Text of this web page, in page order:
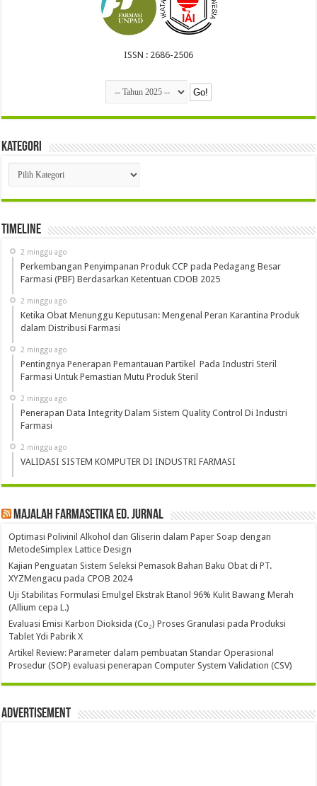
ISSN : 2686-2506
Kategori
Kategori
Timeline
2 minggu ago
Perkembangan Penyimpanan Produk CCP pada Pedagang Besar
Farmasi (PBF) Berdasarkan Ketentuan CDOB 2025
2 minggu ago
Ketika Obat Menunggu Keputusan: Mengenal Peran Karantina Produk
dalam Distribusi Farmasi
2 minggu ago
Pentingnya Penerapan Pemantauan Partikel Pada Industri Steril
Farmasi Untuk Pemastian Mutu Produk Steril
2 minggu ago
Penerapan Data Integrity Dalam Sistem Quality Control Di Industri
Farmasi
2 minggu ago
VALIDASI SISTEM KOMPUTER DI INDUSTRI FARMASI
Majalah Farmasetika Ed. Jurnal
Optimasi Polivinil Alkohol dan Gliserin dalam Paper Soap dengan
MetodeSimplex Lattice Design
Kajian Penguatan Sistem Seleksi Pemasok Bahan Baku Obat di PT.
XYZMengacu pada CPOB 2024
Uji Stabilitas Formulasi Emulgel Ekstrak Etanol 96% Kulit Bawang Merah
(Allium cepa L.)
Evaluasi Emisi Karbon Dioksida (Co₂) Proses Granulasi pada Produksi
Tablet Ydi Pabrik X
Artikel Review: Parameter dalam pembuatan Standar Operasional
Prosedur (SOP) evaluasi penerapan Computer System Validation (CSV)
Advertisement